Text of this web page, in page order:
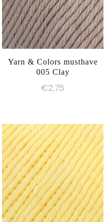
Yarn & Colors musthave
005 Clay
€2,75